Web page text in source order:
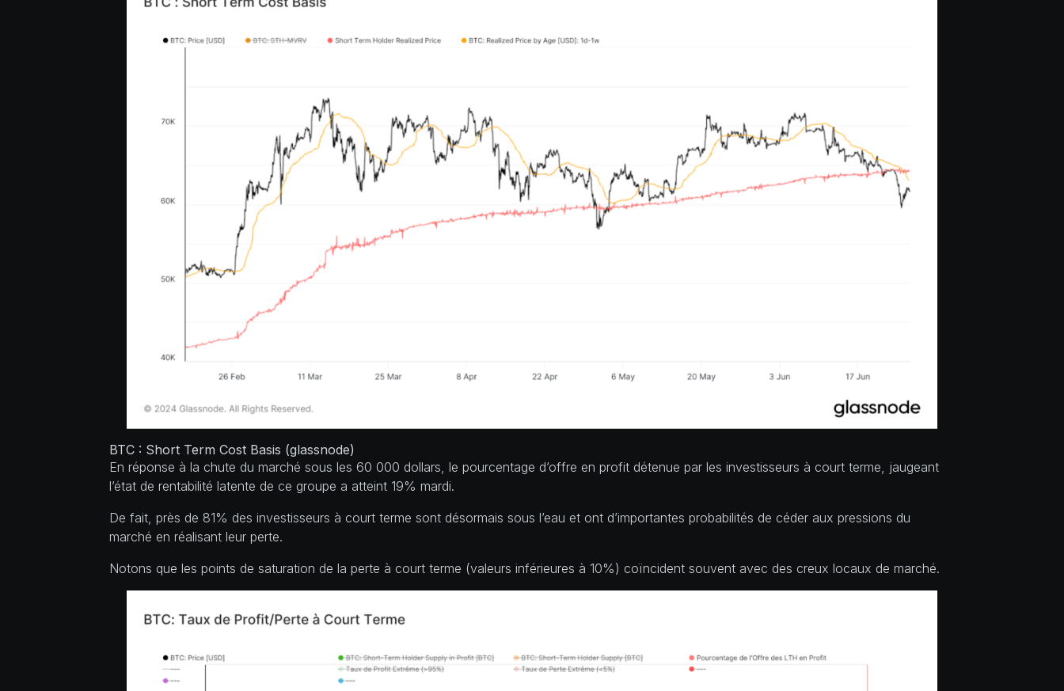
BTC : Short Term Cost Basis (glassnode)
En réponse à la chute du marché sous les 60 000 dollars, le pourcentage d’offre en profit détenue par les investisseurs à court terme, jaugeant
l’état de rentabilité latente de ce groupe a atteint 19% mardi.
De fait, près de 81% des investisseurs à court terme sont désormais sous l’eau et ont d’importantes probabilités de céder aux pressions du
marché en réalisant leur perte.
Notons que les points de saturation de la perte à court terme (valeurs inférieures à 10%) coïncident souvent avec des creux locaux de marché.